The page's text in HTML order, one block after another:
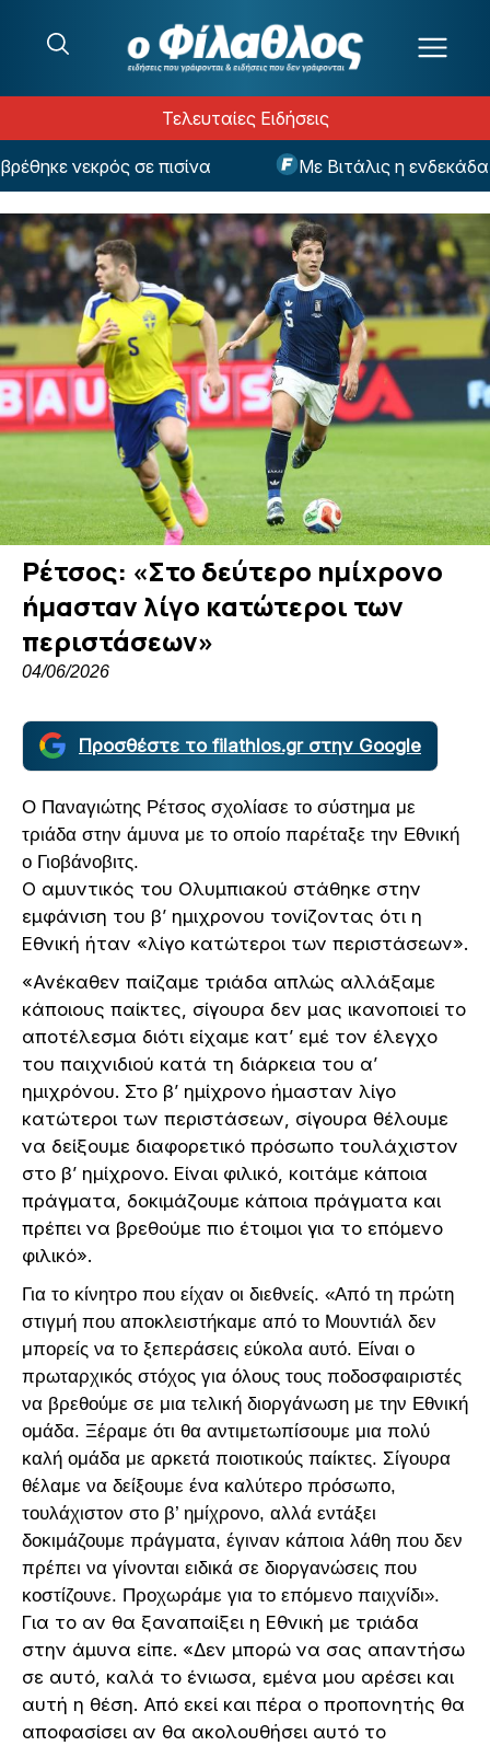
Τελευταίες Ειδήσεις
νεκρός σε πισίνα Με Βιτάλις η ενδεκάδα
Ρέτσος: «Στο δεύτερο ημίχρονο
ήμασταν λίγο κατώτεροι των
περιστάσεων»
04/06/2026
Προσθέστε το filathlos.gr στην Google
Ο Παναγιώτης Ρέτσος σχολίασε το σύστημα με
τριάδα στην άμυνα με το οποίο παρέταξε την Εθνική
ο Γιοβάνοβιτς.
Ο αμυντικός του Ολυμπιακού στάθηκε στην
εμφάνιση του β’ ημιχρονου τονίζοντας ότι η
Εθνική ήταν «λίγο κατώτεροι των περιστάσεων».
«Ανέκαθεν παίζαμε τριάδα απλώς αλλάξαμε
κάποιους παίκτες, σίγουρα δεν μας ικανοποιεί το
αποτέλεσμα διότι είχαμε κατ’ εμέ τον έλεγχο
του παιχνιδιού κατά τη διάρκεια του α’
ημιχρόνου. Στο β’ ημίχρονο ήμασταν λίγο
κατώτεροι των περιστάσεων, σίγουρα θέλουμε
να δείξουμε διαφορετικό πρόσωπο τουλάχιστον
στο β’ ημίχρονο. Είναι φιλικό, κοιτάμε κάποια
πράγματα, δοκιμάζουμε κάποια πράγματα και
πρέπει να βρεθούμε πιο έτοιμοι για το επόμενο
φιλικό».
Για το κίνητρο που είχαν οι διεθνείς. «Από τη πρώτη
στιγμή που αποκλειστήκαμε από το Μουντιάλ δεν
μπορείς να το ξεπεράσεις εύκολα αυτό. Είναι ο
πρωταρχικός στόχος για όλους τους ποδοσφαιριστές
να βρεθούμε σε μια τελική διοργάνωση με την Εθνική
ομάδα. Ξέραμε ότι θα αντιμετωπίσουμε μια πολύ
καλή ομάδα με αρκετά ποιοτικούς παίκτες. Σίγουρα
θέλαμε να δείξουμε ένα καλύτερο πρόσωπο,
τουλάχιστον στο β’ ημίχρονο, αλλά εντάξει
δοκιμάζουμε πράγματα, έγιναν κάποια λάθη που δεν
πρέπει να γίνονται ειδικά σε διοργανώσεις που
κοστίζουνε. Προχωράμε για το επόμενο παιχνίδι».
Για το αν θα ξαναπαίξει η Εθνική με τριάδα
στην άμυνα είπε. «Δεν μπορώ να σας απαντήσω
σε αυτό, καλά το ένιωσα, εμένα μου αρέσει και
αυτή η θέση. Από εκεί και πέρα ο προπονητής θα
αποφασίσει αν θα ακολουθήσει αυτό το